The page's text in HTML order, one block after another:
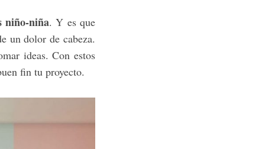
niño-niña. Y es que
un dolor de cabeza.
ideas. Con estos
fin tu proyecto.